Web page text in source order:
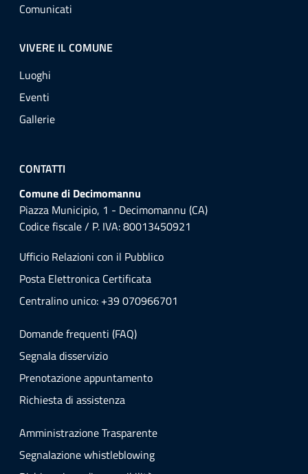
Comunicati
VIVERE IL COMUNE
Luoghi
Eventi
Gallerie
CONTATTI
Comune di Decimomannu
Piazza Municipio, 1 - Decimomannu (CA)
Codice fiscale / P. IVA: 80013450921
Ufficio Relazioni con il Pubblico
Posta Elettronica Certificata
Centralino unico: +39 070966701
Domande frequenti (FAQ)
Segnala disservizio
Prenotazione appuntamento
Richiesta di assistenza
Amministrazione Trasparente
Segnalazione whistleblowing